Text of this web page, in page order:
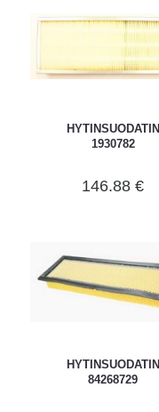
HYTINSUODATIN
1930782
146.88 €
HYTINSUODATIN
84268729